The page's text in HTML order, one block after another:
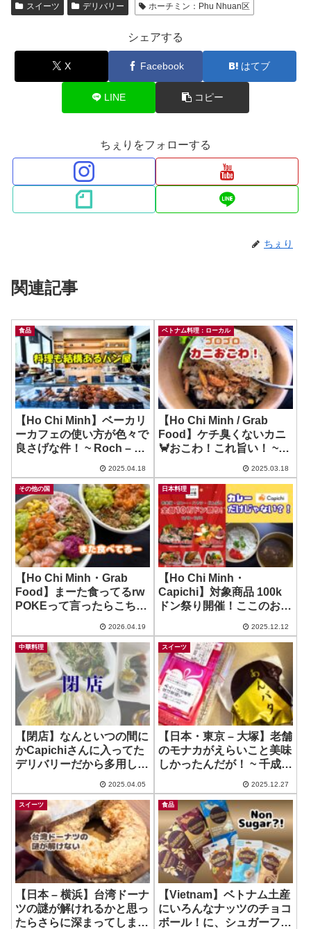
スイーツ デリバリー ホーチミン：Phu Nhuan区
シェアする
X Facebook はてブ
LINE コピー
ちぇりをフォローする
ちぇり
関連記事
食品
【Ho Chi Minh】ベーカリ
ーカフェの使い方が色々で
良さげな件！ ~ Roch – Vo
2025.04.18
ベトナム料理：ローカル
【Ho Chi Minh / Grab
Food】ケチ臭くないカニ
🦀おこわ！これ旨い！ ~
2025.03.18
その他の国
【Ho Chi Minh・Grab
Food】まーた食ってるrw
POKEって言ったらこちら
2026.04.19
日本料理
【Ho Chi Minh・
Capichi】対象商品 100k
ドン祭り開催！ここのお弁
堂和の膳
2025.12.12
中華料理
【閉店】なんといつの間に
かCapichiさんに入ってた
デリバリーだから多用した
2025.04.05
スイーツ
【日本・東京 – 大塚】老舗
のモナカがえらいこと美味
しかったんだが！ ~ 千成も
2025.12.27
スイーツ
【日本 – 横浜】台湾ドーナ
ツの謎が解けれるかと思っ
たらさらに深まってしまっ
食品
【Vietnam】ベトナム土産
にいろんなナッツのチョコ
ボール！に、シュガーフリ